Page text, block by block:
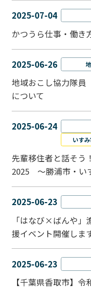
2025-07-04
かつうら仕事・働き
2025-06-26
地域おこし協力隊員
について
2025-06-24
いす
先輩移住者と話そう
2025 ～勝浦市・い
2025-06-23
「はなび×ばんや」
援イベント開催しま
2025-06-23
【千葉県香取市】